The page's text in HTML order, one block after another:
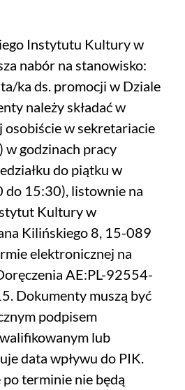
Instytutu Kultury w
nabór na stanowisko:
ka ds. promocji w Dziale
należy składać w
w sekretariacie
w godzinach pracy
do piątku w
do 15:30), listownie na
Kultury w
Kilińskiego 8, 15-089
elektronicznej na
AE:PL-92554-
Dokumenty muszą być
podpisem
lub
data wpływu do PIK.
terminie nie będą